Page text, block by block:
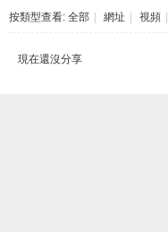
按類型查看: 全部 網址 視頻
現在還沒分享